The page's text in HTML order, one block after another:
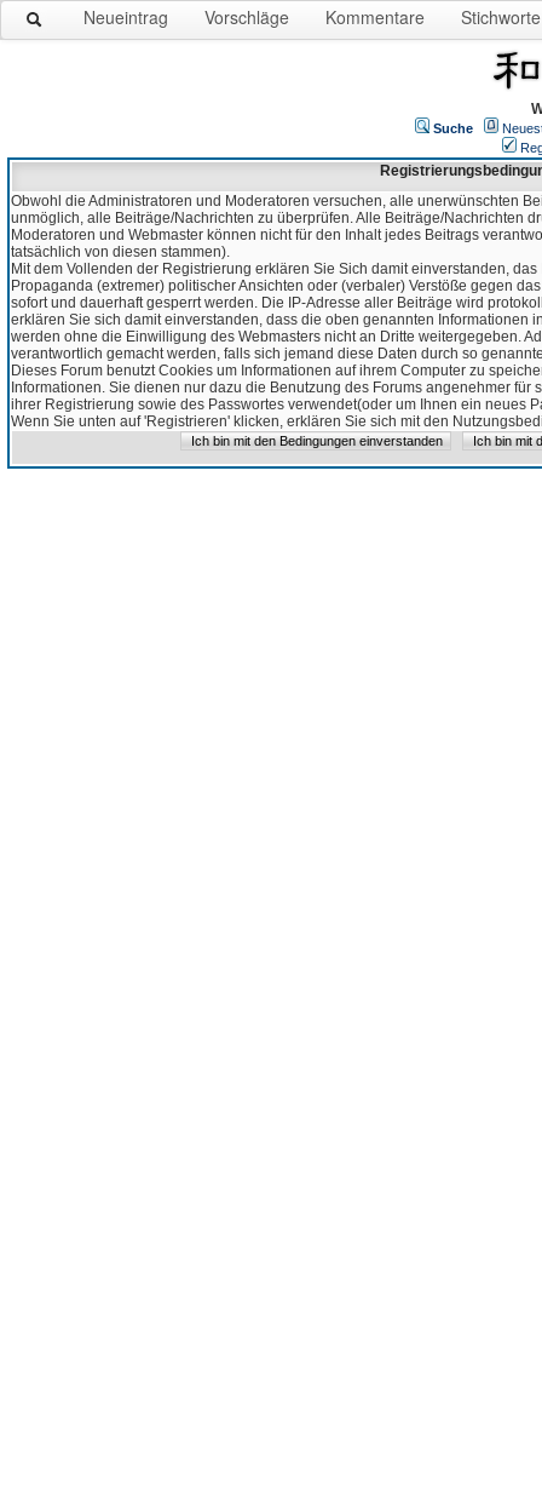
Neueintrag Vorschläge Kommentare Stichworte
Suche
Obwohl die Administratoren und Moderatoren versuchen, alle unerwünschten
unmöglich, alle Beiträge/Nachrichten zu überprüfen. Alle Beiträge/Nachrichten
Moderatoren und Webmaster können nicht für den Inhalt jedes Beitrags
tatsächlich von diesen stammen).
Mit dem Vollenden der Registrierung erklären Sie Sich damit einverstanden,
Propaganda (extremer) politischer Ansichten oder (verbaler) Verstöße gegen
sofort und dauerhaft gesperrt werden. Die IP-Adresse aller Beiträge wird
erklären Sie sich damit einverstanden, dass die oben genannten Informationen
werden ohne die Einwilligung des Webmasters nicht an Dritte weitergegeben.
verantwortlich gemacht werden, falls sich jemand diese Daten durch so
Dieses Forum benutzt Cookies um Informationen auf ihrem Computer zu
Informationen. Sie dienen nur dazu die Benutzung des Forums angenehmer
ihrer Registrierung sowie des Passwortes verwendet(oder um Ihnen ein neues
Wenn Sie unten auf 'Registrieren' klicken, erklären Sie sich mit den